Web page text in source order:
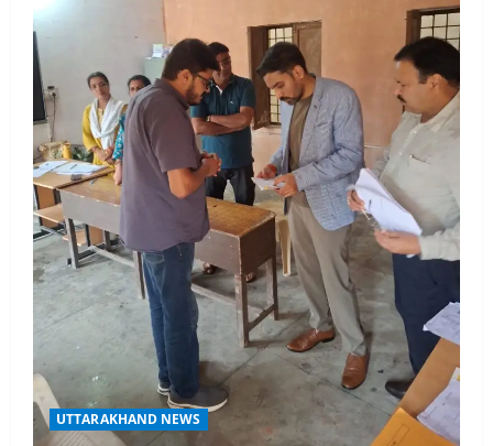
3
ब्यूटीफुल आइज़’ एवं ‘मिस ब्यूटीफुल हेयर’ का
आयोजन
August 5, 2026
UTTARAKHAND NEWS
एमआईटी वर्ल्ड पीस यूनिवर्सिटी और जर्मनी के
बीएसबीआई के बीच समझौता; भारतीय छात्रों
को मिलेंगे वैश्विक अवसर
August 5, 2026
STATES NEWS
महाराज की राजस्थान के मुख्यमंत्री से
शिष्टाचार भेंट पर्यटन और सांस्कृतिक
गतिविधियों के विस्तार पर हुई चर्चा
August 4, 2026
UTTARAKHAND NEWS